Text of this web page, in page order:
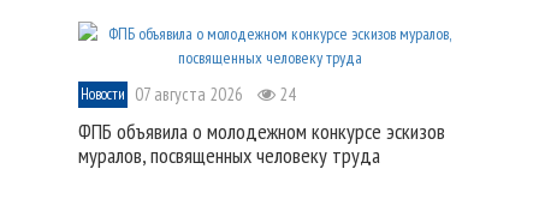
Новости 07 августа 2026 24
ФПБ объявила о молодежном конкурсе эскизов
муралов, посвященных человеку труда